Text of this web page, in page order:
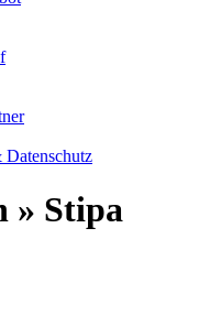
Datenschutz
» Stipa